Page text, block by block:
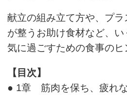
献立の組み立て方や、プ
が整うお助け食材など、
気に過ごすための食事のヒ
【目次】
● 1章 筋肉を保ち、疲れ